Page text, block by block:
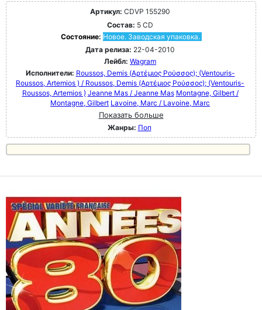
Артикул: CDVP 155290
Состав: 5 CD
Состояние: Новое. Заводская упаковка.
Дата релиза: 22-04-2010
Лейбл: Wagram
Исполнители: Roussos, Demis (Αρτέμιος Ρούσσος); (Ventouris-
Roussos, Artemios ) / Roussos, Demis (Αρτέμιος Ρούσσος); (Ventouris-
Roussos, Artemios ) Jeanne Mas / Jeanne Mas Montagne, Gilbert /
Montagne, Gilbert Lavoine, Marc / Lavoine, Marc
Показать больше
Жанры: Поп